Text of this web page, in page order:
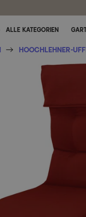
ALLE KATEGORIEN
HOOCHLEHNER-